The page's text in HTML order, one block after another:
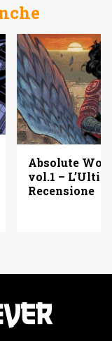
Absolute
vol.1 –
Recensione